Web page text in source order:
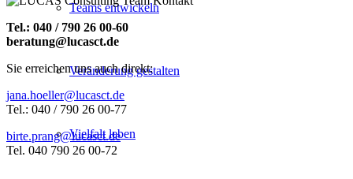
Teams entwickeln
Veränderung gestalten
Vielfalt leben
Tel.: 040 / 790 26 00-60
beratung@lucasct.de
Sie erreichen uns auch direkt:
jana.hoeller@lucasct.de
Tel.: 040 / 790 26 00-77
birte.prang@lucasct.de
Tel. 040 790 26 00-72